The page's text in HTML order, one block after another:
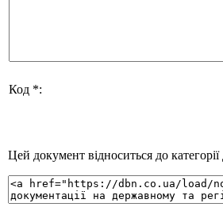
Код *:
Цей документ відноситься до категорії